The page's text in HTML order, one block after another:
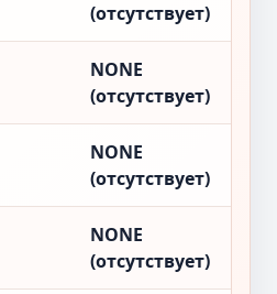
(отсутствует)
NONE
(отсутствует)
NONE
(отсутствует)
NONE
(отсутствует)